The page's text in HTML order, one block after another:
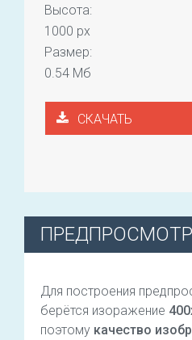
Высота:
1000 px
Размер:
0.54 Мб
СКАЧАТЬ
Для построения
берётся изоражение
поэтому качество